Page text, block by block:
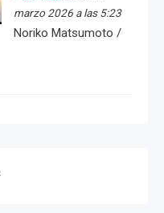
marzo 2026 a las 5:23
Noriko Matsumoto /